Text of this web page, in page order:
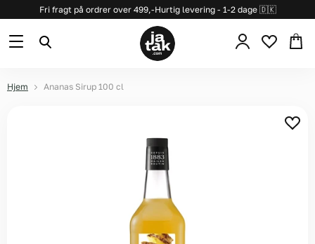
Fri fragt på ordrer over 499,-Hurtig levering - 1-2 dage 🇩🇰
Hjem Ananas Sirup 100 cl